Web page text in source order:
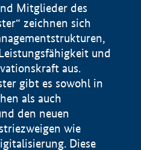
Mitglieder des
zeichnen sich
und
aus.
gibt es sowohl in
als auch
den neuen
wie
Diese